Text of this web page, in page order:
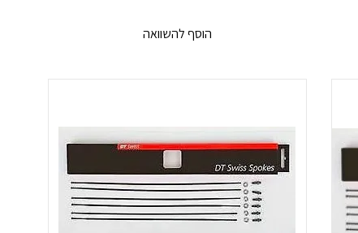
הוסף להשוואה